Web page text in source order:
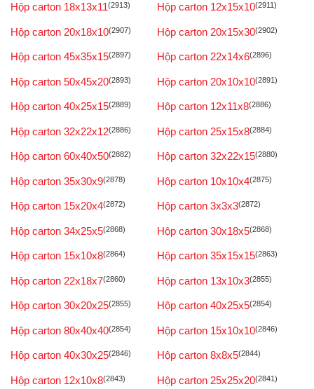
Hộp carton 18x13x11(2913) Hộp carton 12x15x10(2911)
Hộp carton 20x18x10(2907) Hộp carton 20x15x30(2902)
Hộp carton 45x35x15(2897) Hộp carton 22x14x6(2896)
Hộp carton 50x45x20(2893) Hộp carton 20x10x10(2891)
Hộp carton 40x25x15(2889) Hộp carton 12x11x8(2886)
Hộp carton 32x22x12(2886) Hộp carton 25x15x8(2884)
Hộp carton 60x40x50(2882) Hộp carton 32x22x15(2880)
Hộp carton 35x30x9(2878) Hộp carton 10x10x4(2875)
Hộp carton 15x20x4(2872) Hộp carton 3x3x3(2872)
Hộp carton 34x25x5(2868) Hộp carton 30x18x5(2868)
Hộp carton 15x10x8(2864) Hộp carton 35x15x15(2863)
Hộp carton 22x18x7(2860) Hộp carton 13x10x3(2855)
Hộp carton 30x20x25(2855) Hộp carton 40x25x5(2854)
Hộp carton 80x40x40(2854) Hộp carton 15x10x10(2846)
Hộp carton 40x30x25(2846) Hộp carton 8x8x5(2844)
Hộp carton 12x10x8(2843) Hộp carton 25x25x20(2841)